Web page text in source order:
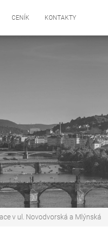
CENÍK KONTAKTY
v ul. Novodvorská a Mlýnská